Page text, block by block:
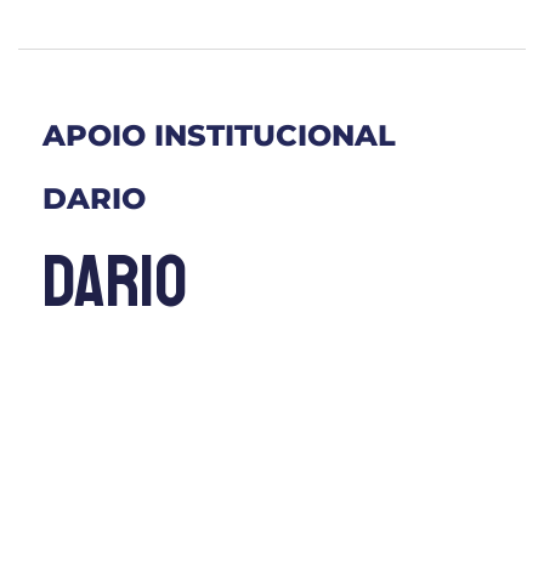
APOIO INSTITUCIONAL
DARIO
dario